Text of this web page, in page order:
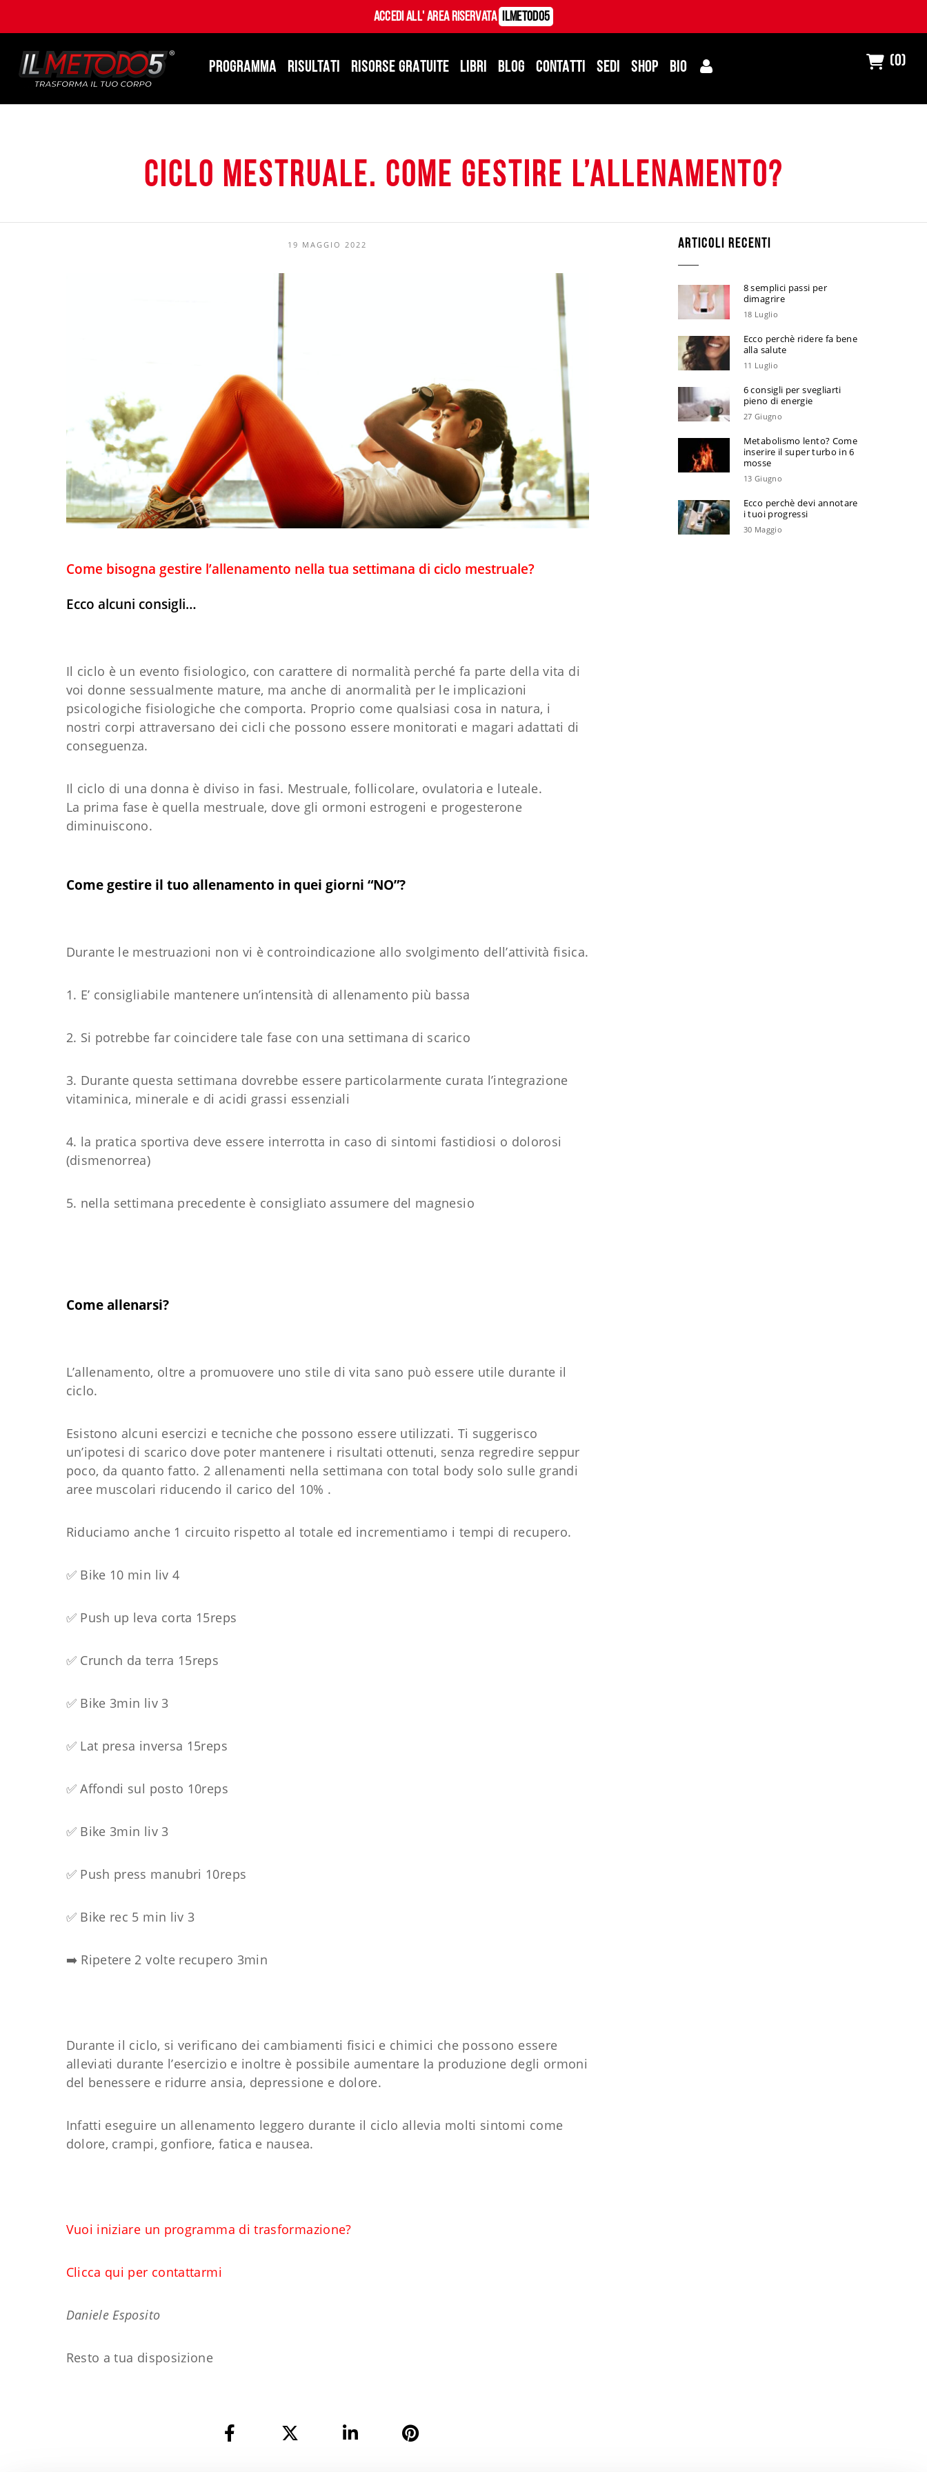
Accedi all' Area Riservata ILMetodo5
PROGRAMMA RISULTATI RISORSE GRATUITE LIBRI BLOG CONTATTI SEDI SHOP BIO (0)
Ciclo Mestruale. Come gestire l’allenamento?
19 MAGGIO 2022
Come bisogna gestire l’allenamento nella tua settimana di ciclo mestruale?
Ecco alcuni consigli…
Il ciclo è un evento fisiologico, con carattere di normalità perché fa parte della vita di
voi donne sessualmente mature, ma anche di anormalità per le implicazioni
psicologiche fisiologiche che comporta. Proprio come qualsiasi cosa in natura, i
nostri corpi attraversano dei cicli che possono essere monitorati e magari adattati di
conseguenza.
Il ciclo di una donna è diviso in fasi. Mestruale, follicolare, ovulatoria e luteale.
La prima fase è quella mestruale, dove gli ormoni estrogeni e progesterone
diminuiscono.
Come gestire il tuo allenamento in quei giorni “NO”?
Durante le mestruazioni non vi è controindicazione allo svolgimento dell’attività fisica.
1. E’ consigliabile mantenere un’intensità di allenamento più bassa
2. Si potrebbe far coincidere tale fase con una settimana di scarico
3. Durante questa settimana dovrebbe essere particolarmente curata l’integrazione
vitaminica, minerale e di acidi grassi essenziali
4. la pratica sportiva deve essere interrotta in caso di sintomi fastidiosi o dolorosi
(dismenorrea)
5. nella settimana precedente è consigliato assumere del magnesio
Come allenarsi?
L’allenamento, oltre a promuovere uno stile di vita sano può essere utile durante il
ciclo.
Esistono alcuni esercizi e tecniche che possono essere utilizzati. Ti suggerisco
un’ipotesi di scarico dove poter mantenere i risultati ottenuti, senza regredire seppur
poco, da quanto fatto. 2 allenamenti nella settimana con total body solo sulle grandi
aree muscolari riducendo il carico del 10% .
Riduciamo anche 1 circuito rispetto al totale ed incrementiamo i tempi di recupero.
✅ Bike 10 min liv 4
✅ Push up leva corta 15reps
✅ Crunch da terra 15reps
✅ Bike 3min liv 3
✅ Lat presa inversa 15reps
✅ Affondi sul posto 10reps
✅ Bike 3min liv 3
✅ Push press manubri 10reps
✅ Bike rec 5 min liv 3
➡️ Ripetere 2 volte recupero 3min
Durante il ciclo, si verificano dei cambiamenti fisici e chimici che possono essere
alleviati durante l’esercizio e inoltre è possibile aumentare la produzione degli ormoni
del benessere e ridurre ansia, depressione e dolore.
Infatti eseguire un allenamento leggero durante il ciclo allevia molti sintomi come
dolore, crampi, gonfiore, fatica e nausea.
Vuoi iniziare un programma di trasformazione?
Clicca qui per contattarmi
Daniele Esposito
Resto a tua disposizione
ARTICOLI RECENTI
8 semplici passi per
dimagrire
18 Luglio
Ecco perchè ridere fa bene
alla salute
11 Luglio
6 consigli per svegliarti
pieno di energie
27 Giugno
Metabolismo lento? Come
inserire il super turbo in 6
mosse
13 Giugno
Ecco perchè devi annotare
i tuoi progressi
30 Maggio